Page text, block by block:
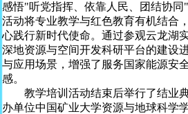
感悟"听党指挥、依靠人民、团结协
活动将专业教学与红色教育有机结合
心践行新时代使命。通过参观云龙湖
深地资源与空间开发科研平台的建设
与应用场景，增强了服务国家能源安
感。
教学培训活动结束后举行了结业典
办单位中国矿业大学资源与地球科学